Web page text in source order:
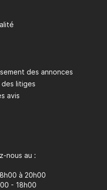
des annonces
litiges
avis
nous au :
à 20h00
- 18h00